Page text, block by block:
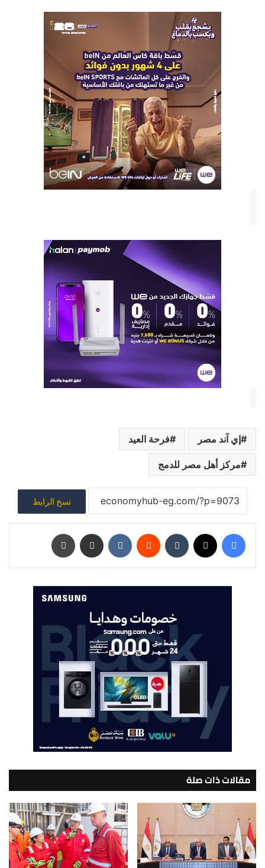
إي آند مصر فرحة العيد
مركز أهل مصر للدمج
نسخ الرابط
مقالات ذات صلة